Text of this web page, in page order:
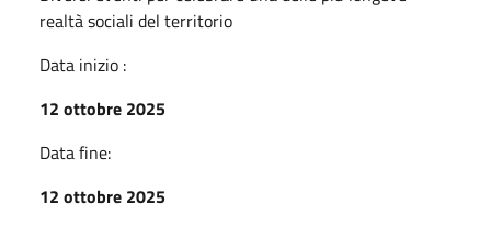
realtà sociali del territorio
Data inizio :
12 ottobre 2025
Data fine:
12 ottobre 2025